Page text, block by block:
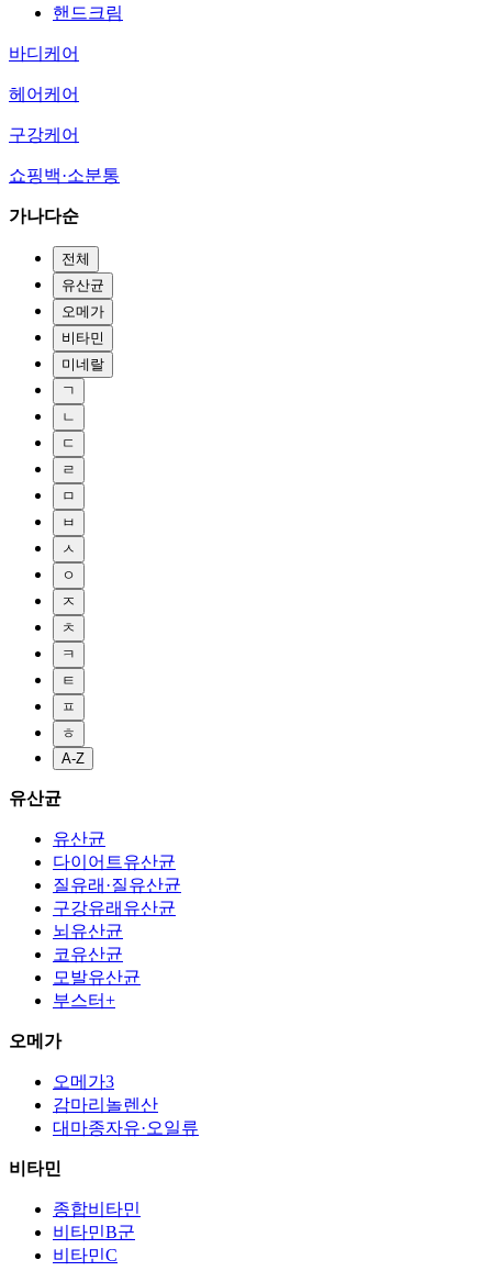
핸드크림
바디케어
헤어케어
구강케어
쇼핑백·소분통
가나다순
전체
유산균
오메가
비타민
미네랄
ㄱ
ㄴ
ㄷ
ㄹ
ㅁ
ㅂ
ㅅ
ㅇ
ㅈ
ㅊ
ㅋ
ㅌ
ㅍ
ㅎ
A-Z
유산균
유산균
다이어트유산균
질유래·질유산균
구강유래유산균
뇌유산균
코유산균
모발유산균
부스터+
오메가
오메가3
감마리놀렌산
대마종자유·오일류
비타민
종합비타민
비타민B군
비타민C